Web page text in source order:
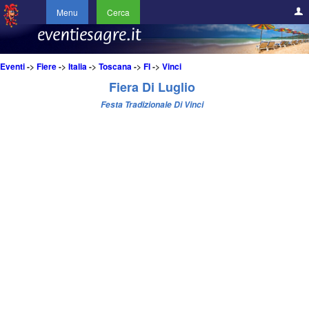
Menu Cerca
Eventi-> Fiere-> Italia-> Toscana-> FI-> Vinci
Fiera Di Luglio
Festa Tradizionale Di Vinci